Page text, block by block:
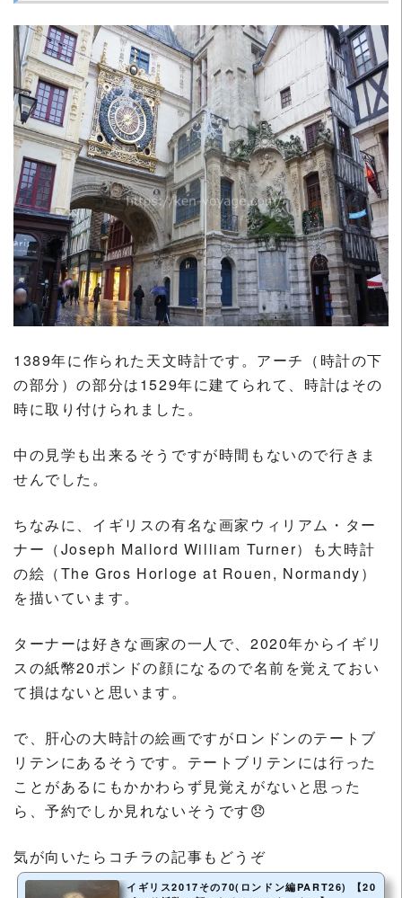
1389年に作られた天文時計です。アーチ（時計の下
の部分）の部分は1529年に建てられて、時計はその
時に取り付けられました。
中の見学も出来るそうですが時間もないので行きま
せんでした。
ちなみに、イギリスの有名な画家ウィリアム・ター
ナー（Joseph Mallord William Turner）も大時計
の絵（The Gros Horloge at Rouen, Normandy）
を描いています。
ターナーは好きな画家の一人で、2020年からイギリ
スの紙幣20ポンドの顔になるので名前を覚えておい
て損はないと思います。
で、肝心の大時計の絵画ですがロンドンのテートブ
リテンにあるそうです。テートブリテンには行った
ことがあるにもかかわらず見覚えがないと思った
ら、予約でしか見れないそうです😞
気が向いたらコチラの記事もどうぞ
イギリス2017その70(ロンドン編PART26) 【20